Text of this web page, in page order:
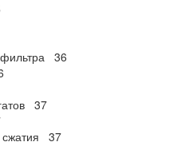
фильтра 36
37
сжатия 37